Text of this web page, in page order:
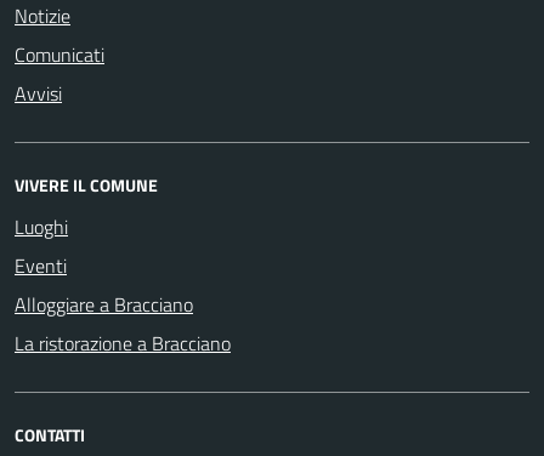
Notizie
Comunicati
Avvisi
VIVERE IL COMUNE
Luoghi
Eventi
Alloggiare a Bracciano
La ristorazione a Bracciano
CONTATTI